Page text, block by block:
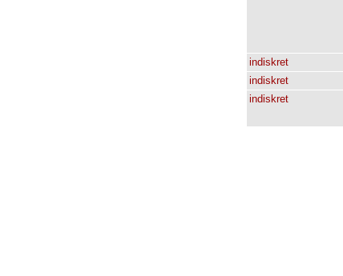
indiskret
indiskret
indiskret